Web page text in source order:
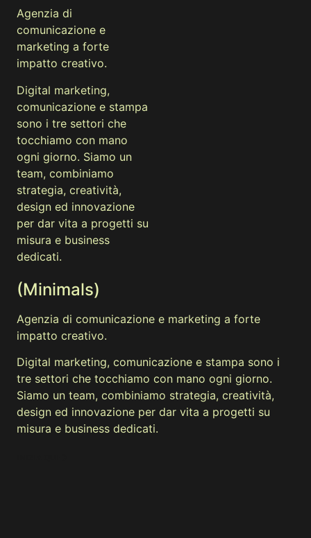
Agenzia di
comunicazione e
marketing a forte
impatto creativo.
Digital marketing,
comunicazione e stampa
sono i tre settori che
tocchiamo con mano
ogni giorno. Siamo un
team, combiniamo
strategia, creatività,
design ed innovazione
per dar vita a progetti su
misura e business
dedicati.
(Minimals)
Agenzia di comunicazione e marketing a forte
impatto creativo.
Digital marketing, comunicazione e stampa sono i
tre settori che tocchiamo con mano ogni giorno.
Siamo un team, combiniamo strategia, creatività,
design ed innovazione per dar vita a progetti su
misura e business dedicati.